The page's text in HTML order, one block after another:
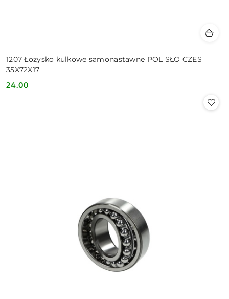
1207 Łożysko kulkowe samonastawne POL SŁO CZES
35X72X17
Cena:
24.00